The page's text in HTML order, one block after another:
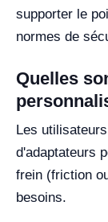
supporter le
normes de
Quelles
Les
d'adaptateurs
frein (friction
besoins.